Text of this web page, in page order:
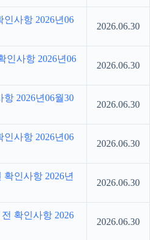
사항 2026년06
2026.06.30
인사항 2026년06
2026.06.30
2026년06월30
2026.06.30
사항 2026년06
2026.06.30
인사항 2026년
2026.06.30
확인사항 2026
2026.06.30